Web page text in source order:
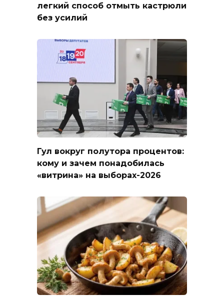
легкий способ отмыть кастрюли
без усилий
Гул вокруг полутора процентов:
кому и зачем понадобилась
«витрина» на выборах-2026